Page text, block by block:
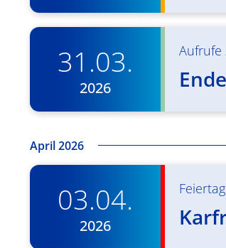
31.03.
2026
Aufrufe
April 2026
03.04.
2026